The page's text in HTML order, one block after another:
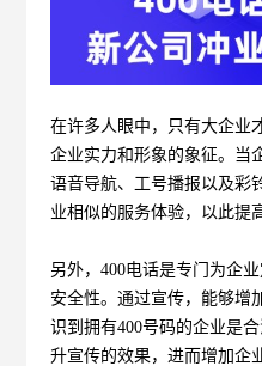
在许多人眼中，只有大企业
企业实力和形象的象征。当
语音导航、工号播报以及彩
业相似的服务体验，以此提
另外，400电话是专门为企
安全性。通过宣传，能够增
识到拥有400号码的企业是
升宣传的效果，进而增加企